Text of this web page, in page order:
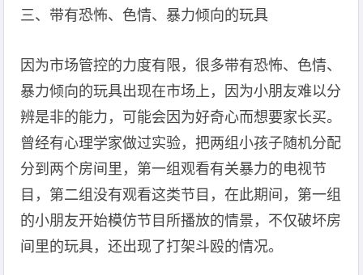
三、带有恐怖、色情、暴力倾向的玩具
因为市场管控的力度有限，很多带有恐怖、色情、
暴力倾向的玩具出现在市场上，因为小朋友难以分
辨是非的能力，可能会因为好奇心而想要家长买。
曾经有心理学家做过实验，把两组小孩子随机分配
分到两个房间里，第一组观看有关暴力的电视节
目，第二组没有观看这类节目，在此期间，第一组
的小朋友开始模仿节目所播放的情景，不仅破坏房
间里的玩具，还出现了打架斗殴的情况。